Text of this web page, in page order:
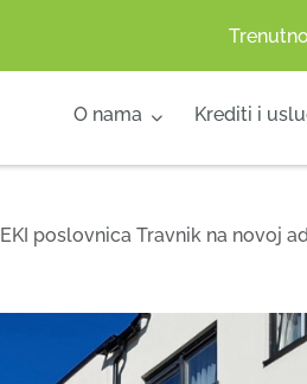
O nama Krediti i
EKI poslovnica Travnik na novoj